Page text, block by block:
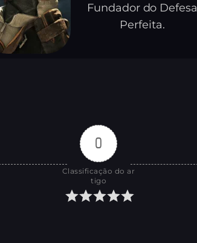
Fundador do Defesa
Perfeita.
0
Classificação do ar
tigo